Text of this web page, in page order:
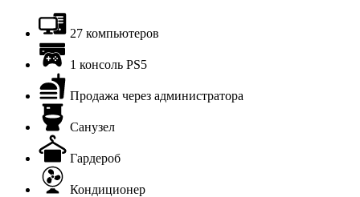
27 компьютеров
1 консоль PS5
Продажа через администратора
Санузел
Гардероб
Кондиционер